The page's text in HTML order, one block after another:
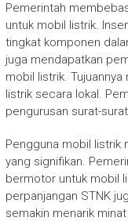
Pemerintah
untuk mobil listrik.
tingkat komponen
juga mendapatkan
mobil listrik.
listrik secara lokal.
pengurusan surat-
Pengguna mobil listrik
yang signifikan.
bermotor untuk mobil
perpanjangan STNK
semakin menarik